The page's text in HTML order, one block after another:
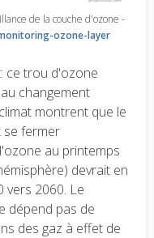
de la couche d'ozone -
ozone-layer
ce trou d'ozone
changement
montrent que le
fermer
au printemps
devrait en
vers 2060. Le
dépend pas de
des gaz à effet de